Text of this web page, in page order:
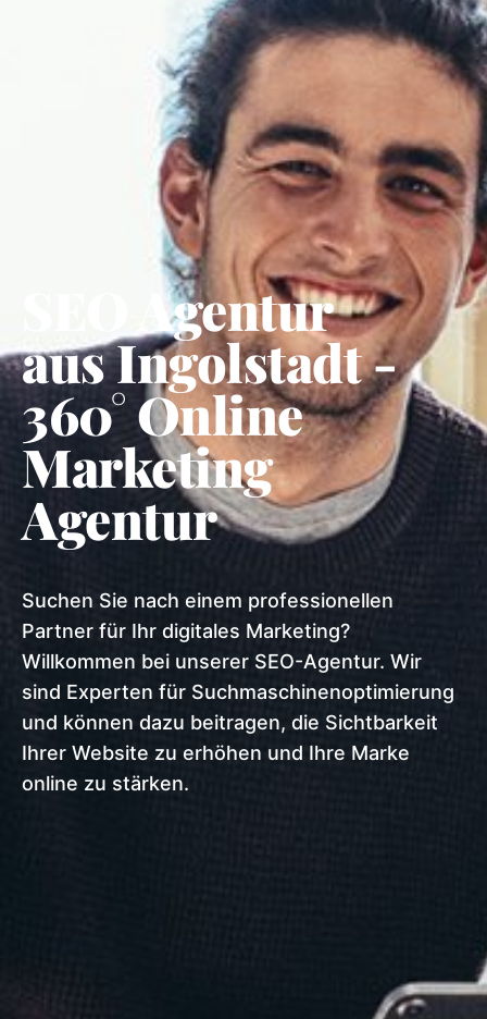
SEO Agentur
aus Ingolstadt -
360° Online
Marketing
Agentur
Suchen Sie nach einem professionellen
Partner für Ihr digitales Marketing?
Willkommen bei unserer SEO-Agentur. Wir
sind Experten für Suchmaschinenoptimierung
und können dazu beitragen, die Sichtbarkeit
Ihrer Website zu erhöhen und Ihre Marke
online zu stärken.